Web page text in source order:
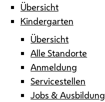
Übersicht
Kindergarten
Übersicht
Alle Standorte
Anmeldung
Servicestellen
Jobs & Ausbildung